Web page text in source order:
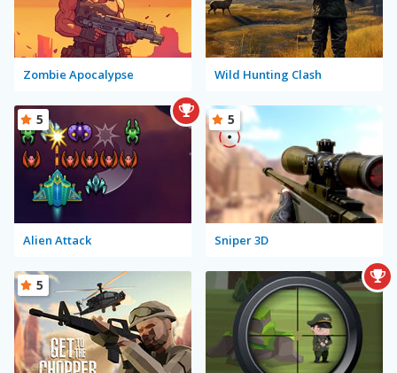
Zombie Apocalypse Wild Hunting Clash
Alien Attack
5
Sniper 3D
5
5